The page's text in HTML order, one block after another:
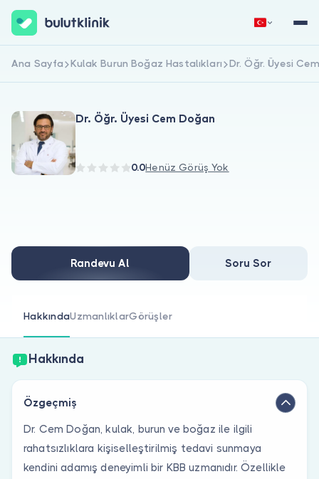
Doktorlar için
Doktor musunuz?
Hemen Kaydol Giriş Yap
Ana Sayfa Kulak Burun Boğaz Hastalıkları Dr. Öğr. Üyesi
Dr. Öğr. Üyesi Cem Doğan
0.0Henüz Görüş Yok
Randevu Al Soru Sor
HakkındaUzmanlıklarGörüşler
Hakkında
Özgeçmiş
Dr. Cem Doğan, kulak, burun ve boğaz ile ilgili
rahatsızlıklara kişiselleştirilmiş tedavi sunmaya
kendini adamış deneyimli bir KBB uzmanıdır. Özellikle